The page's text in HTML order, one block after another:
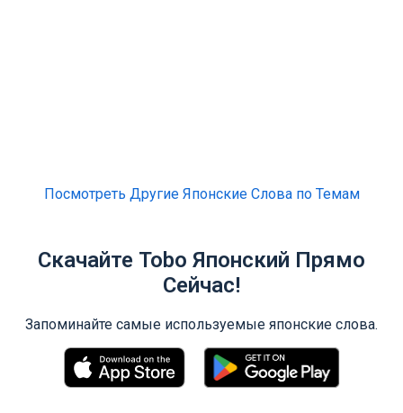
Посмотреть Другие Японские Слова по Темам
Скачайте Tobo Японский Прямо
Сейчас!
Запоминайте самые используемые японские слова.